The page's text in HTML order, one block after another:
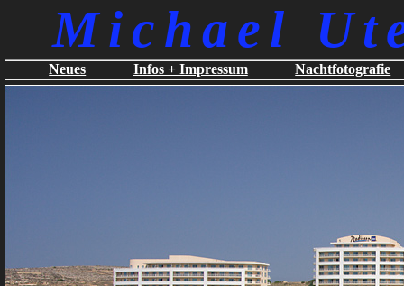
Michael
Neues Infos + Impressum Nachtfotografie